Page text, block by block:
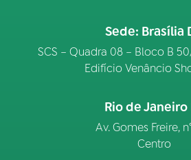
Sede: Brasília
SCS – Quadra 08 – Bloco B
Edifício Venâncio
Rio de Janeiro
Av. Gomes Freire,
Centro